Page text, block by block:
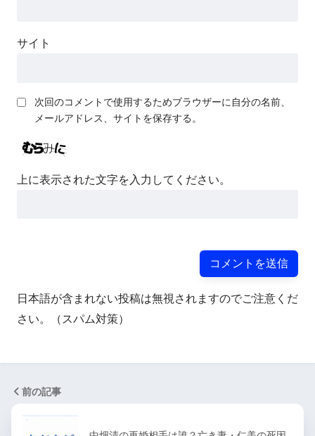
サイト
次回のコメントで使用するためブラウザーに自分の名前、
メールアドレス、サイトを保存する。
上に表示された文字を入力してください。
日本語が含まれない投稿は無視されますのでご注意くだ
さい。（スパム対策）
前の記事